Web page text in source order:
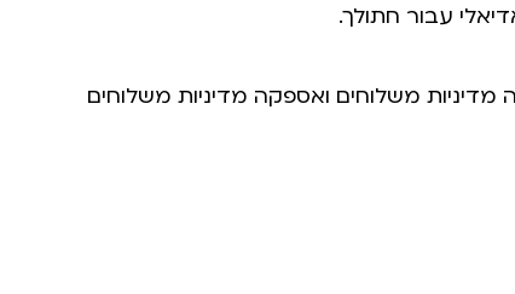
עבור חתולך.
מדיניות משלוחים ואספקה מדיניות משלוחים